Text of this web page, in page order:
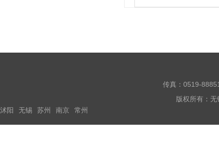
传真：0519-
版权所有：
沭阳
无锡 苏州 南京 常州